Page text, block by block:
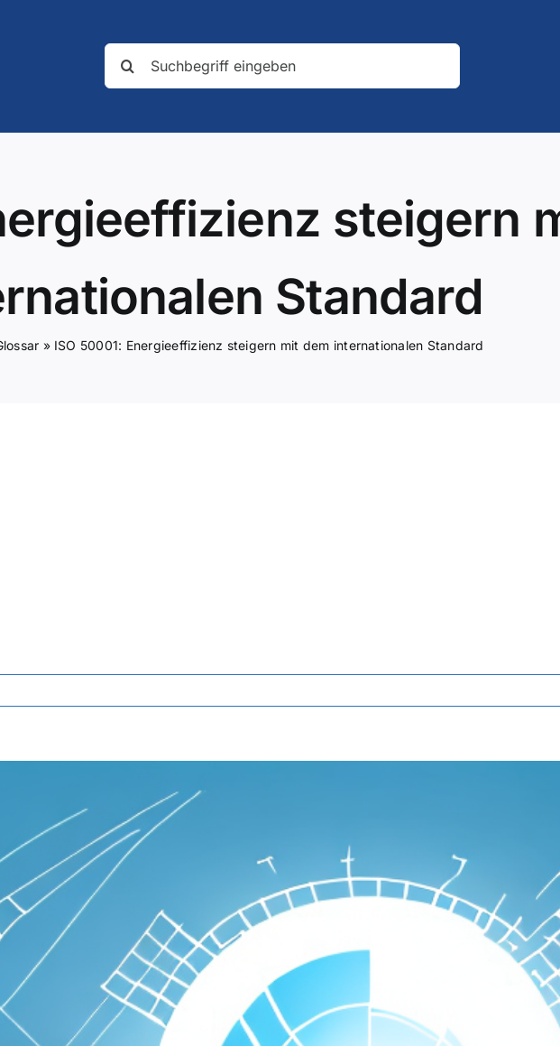
Suche
nach:
steigern
Standard
» ISO 50001: Energieeffizienz steigern mit dem internationalen Standard